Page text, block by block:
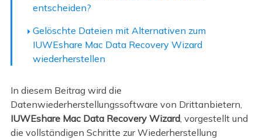
entscheiden?
Gelöschte Dateien mit Alternativen zum
IUWEshare Mac Data Recovery Wizard
wiederherstellen
In diesem Beitrag wird die
Datenwiederherstellungssoftware von Drittanbietern,
IUWEshare Mac Data Recovery Wizard, vorgestellt und
die vollständigen Schritte zur Wiederherstellung